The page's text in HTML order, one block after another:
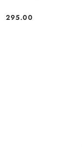
Cena:
295.00